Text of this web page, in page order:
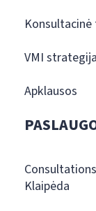
Konsultacinė
VMI strategija
Apklausos
Klaipėda